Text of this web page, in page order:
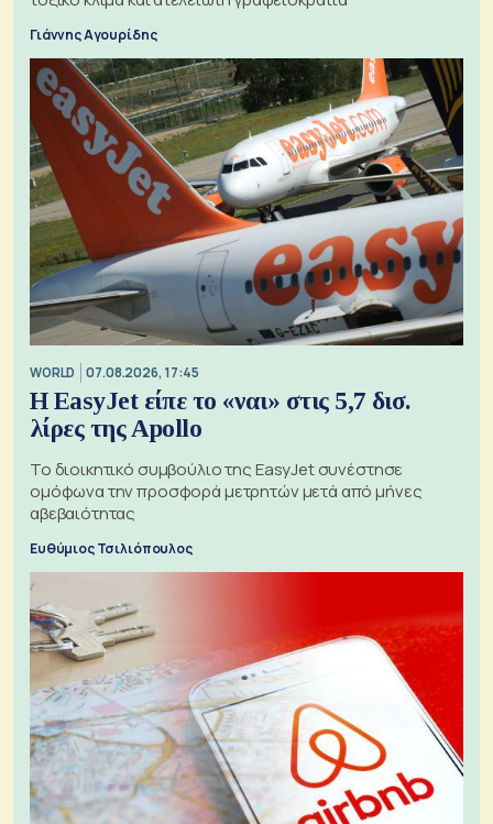
Γιάννης Αγουρίδης
WORLD 07.08.2026, 17:45
Η EasyJet είπε το «ναι» στις 5,7 δισ.
λίρες της Apollo
Το διοικητικό συμβούλιο της EasyJet συνέστησε
ομόφωνα την προσφορά μετρητών μετά από μήνες
αβεβαιότητας
Ευθύμιος Τσιλιόπουλος